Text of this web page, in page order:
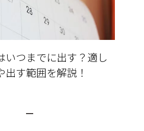
いつまでに出す？適し
出す範囲を解説！